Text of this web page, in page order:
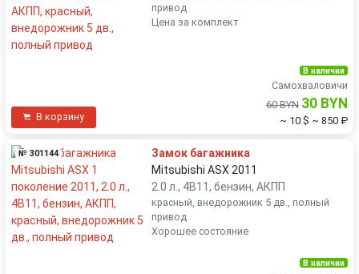
привод
Цена за комплект
В корзину
В наличии
Самохваловичи
60 BYN 30 BYN
~ 10 $ ~ 850 ₽
№ 301144
Замок багажника
Mitsubishi ASX 2011
2.0 л., 4B11, бензин, АКПП
красный, внедорожник 5 дв., полный
привод
Хорошее состояние
В наличии